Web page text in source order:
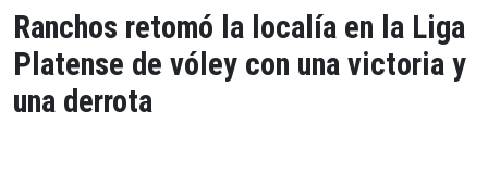
Ranchos retomó la localía en la Liga
Platense de vóley con una victoria y
una derrota